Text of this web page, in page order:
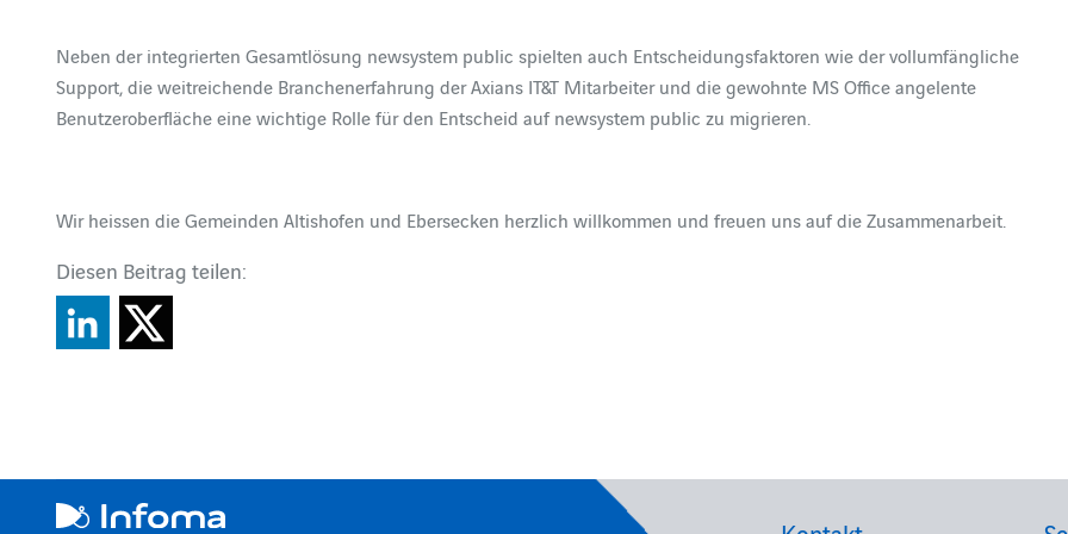
Neben der integrierten Gesamtlösung newsystem public spielten auch Entscheidungsfaktoren wie der vollumfängliche
Support, die weitreichende Branchenerfahrung der Axians IT&T Mitarbeiter und die gewohnte MS Office angelente
Benutzeroberfläche eine wichtige Rolle für den Entscheid auf newsystem public zu migrieren.
Wir heissen die Gemeinden Altishofen und Ebersecken herzlich willkommen und freuen uns auf die Zusammenarbeit.
Diesen Beitrag teilen: